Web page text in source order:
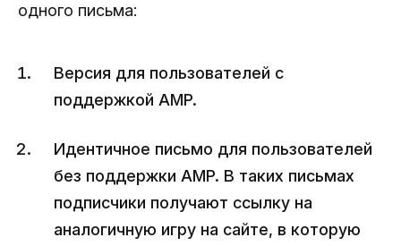
одного письма:
Версия для пользователей с
поддержкой AMP.
Идентичное письмо для пользователей
без поддержки AMP. В таких письмах
подписчики получают ссылку на
аналогичную игру на сайте, в которую